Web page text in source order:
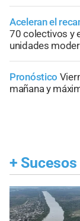
Aceleran el
70 colectivos y
unidades
Pronóstico
mañana y
+ Sucesos